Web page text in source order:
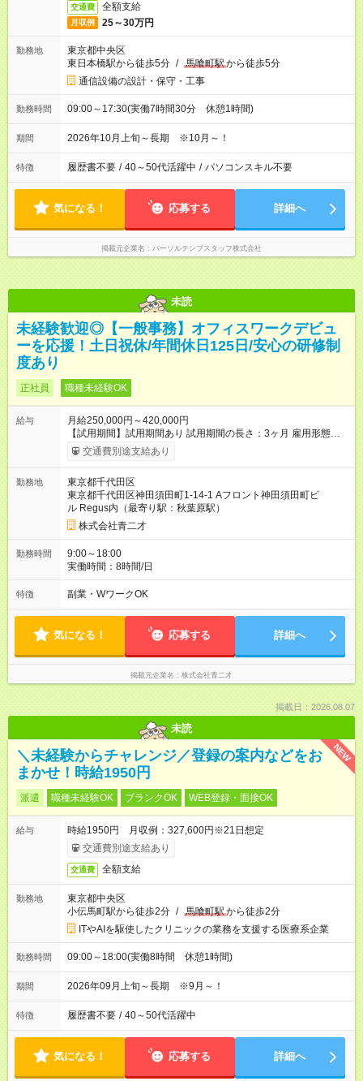
交通費 全額支給
月収例 25～30万円
勤務地
東京都中央区
東日本橋駅から徒歩5分 / 馬喰町駅から徒歩5分
通信設備の設計・保守・工事
勤務時間 09:00～17:30(実働7時間30分 休憩1時間)
期間 2026年10月上旬～長期 ※10月～！
特徴 履歴書不要 / 40～50代活躍中 / パソコンスキル不要
気になる！ 応募する 詳細へ
掲載元企業名 パーソルテンプスタッフ株式会社
未読
未経験歓迎◎【一般事務】オフィスワークデビュ
ーを応援！土日祝休/年間休日125日/安心の研修制
度あり
正社員 職種未経験OK
給与
月給250,000円～420,000円
【試用期間】試用期間あり 試用期間の長さ：3ヶ月 雇用形態、
給与は本採用時と同じです。
交通費別途支給あり
勤務地
東京都千代田区
東京都千代田区神田須田町1-14-1 Aフロント神田須田町ビ
ル Regus内（最寄り駅：秋葉原駅）
株式会社青二才
勤務時間
9:00～18:00
実働時間：8時間/日
特徴 副業・WワークOK
気になる！ 応募する 詳細へ
掲載元企業名 株式会社青二才
掲載日：2026.08.07
未読
NEW
＼未経験からチャレンジ／登録の案内などをお
まかせ！時給1950円
派遣 職種未経験OK ブランクOK WEB登録・面接OK
給与
時給1950円 月収例：327,600円※21日想定
交通費別途支給あり
交通費 全額支給
勤務地
東京都中央区
小伝馬町駅から徒歩2分 / 馬喰町駅から徒歩2分
ITやAIを駆使したクリニックの業務を支援する医療系企業
勤務時間 09:00～18:00(実働8時間 休憩1時間)
期間 2026年09月上旬～長期 ※9月～！
特徴 履歴書不要 / 40～50代活躍中
気になる！ 応募する 詳細へ